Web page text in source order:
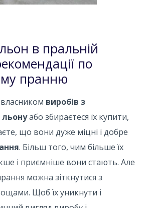
в пральній
по
пранню
виробів з
льонуабо збираєтеся їх купити,
що вони дуже міцні і добре
. Більш того, чим більше їх
і приємніше вони стають. Але
можна зіткнутися з
Щоб їх уникнути і